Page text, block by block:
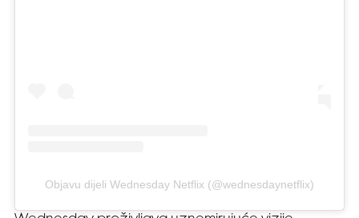
Objavu dijeli Wednesday Netflix (@wednesdaynetflix)